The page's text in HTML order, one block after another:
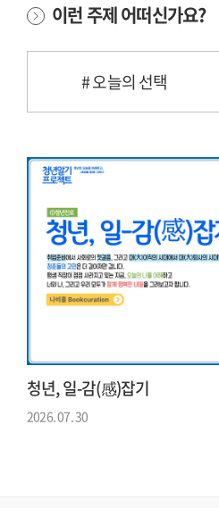
이런 주제 어떠신가요?
# 오늘의 선택
청년, 일-감(感)잡기
2026. 07. 30